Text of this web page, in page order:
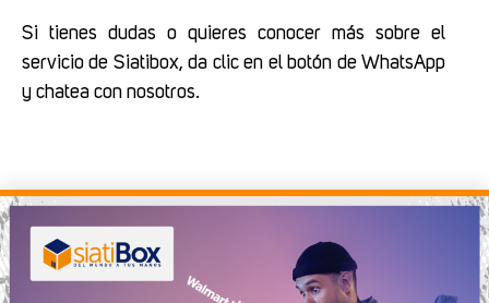
Si tienes dudas o quieres conocer más sobre el
servicio de Siatibox, da clic en el botón de WhatsApp
y chatea con nosotros.